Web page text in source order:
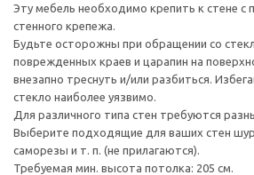
Эту мебель необходимо крепить к стене с
стенного крепежа.
Будьте осторожны при обращении со
поврежденных краев и царапин на
внезапно треснуть и/или разбиться.
стекло наиболее уязвимо.
Для различного типа стен требуются
Выберите подходящие для ваших стен
саморезы и т. п. (не прилагаются).
Требуемая мин. высота потолка: 205 см.